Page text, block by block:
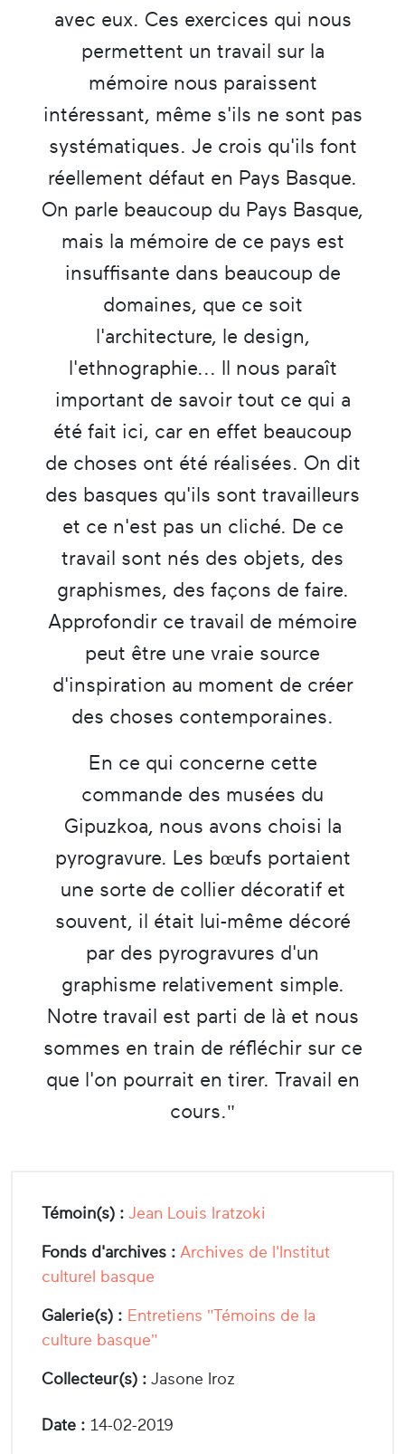
avec eux. Ces exercices qui nous
permettent un travail sur la
mémoire nous paraissent
intéressant, même s'ils ne sont pas
systématiques. Je crois qu'ils font
réellement défaut en Pays Basque.
On parle beaucoup du Pays Basque,
mais la mémoire de ce pays est
insuffisante dans beaucoup de
domaines, que ce soit
l'architecture, le design,
l'ethnographie... Il nous paraît
important de savoir tout ce qui a
été fait ici, car en effet beaucoup
de choses ont été réalisées. On dit
des basques qu'ils sont travailleurs
et ce n'est pas un cliché. De ce
travail sont nés des objets, des
graphismes, des façons de faire.
Approfondir ce travail de mémoire
peut être une vraie source
d'inspiration au moment de créer
des choses contemporaines.
En ce qui concerne cette
commande des musées du
Gipuzkoa, nous avons choisi la
pyrogravure. Les bœufs portaient
une sorte de collier décoratif et
souvent, il était lui-même décoré
par des pyrogravures d'un
graphisme relativement simple.
Notre travail est parti de là et nous
sommes en train de réfléchir sur ce
que l'on pourrait en tirer. Travail en
cours."
Témoin(s) : Jean Louis Iratzoki
Fonds d'archives : Archives de l'Institut
culturel basque
Galerie(s) : Entretiens "Témoins de la
culture basque"
Collecteur(s) : Jasone Iroz
Date : 14-02-2019